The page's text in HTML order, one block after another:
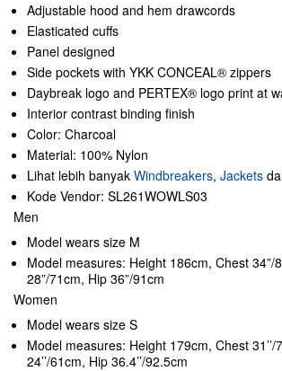
Adjustable hood and hem drawcords
Elasticated cuffs
Panel designed
Side pockets with YKK CONCEAL® zippers
Daybreak logo and PERTEX® logo print at
Interior contrast binding finish
Color: Charcoal
Material: 100% Nylon
Lihat lebih banyak Windbreakers, Jackets
Kode Vendor: SL261WOWLS03
Men
Model wears size M
Model measures: Height 186cm, Chest 34”/
28”/71cm, Hip 36”/91cm
Women
Model wears size S
Model measures: Height 179cm, Chest 31’’/
24’’/61cm, Hip 36.4’’/92.5cm